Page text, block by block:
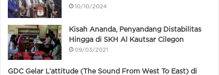
10/10/2024
Kisah Ananda, Penyandang Distabilitas
Hingga di SKH Al Kautsar Cilegon
09/03/2021
GDC Gelar L’attitude (The Sound From West To East) di